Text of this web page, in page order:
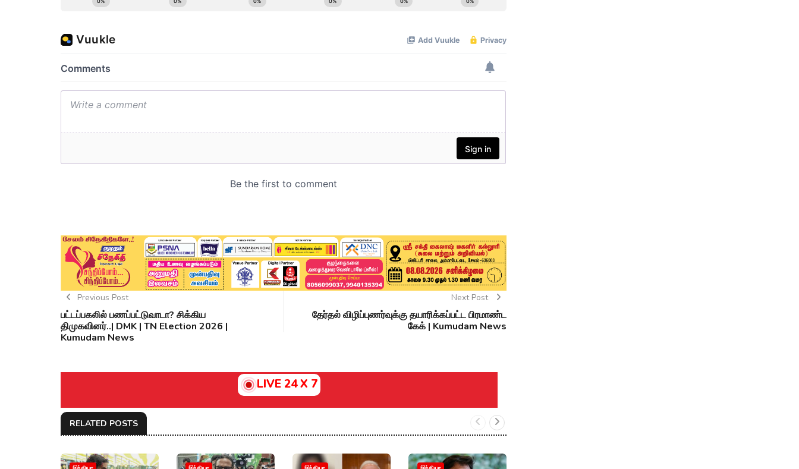
Previous Post
பட்டப்பகலில் பணப்பட்டுவாடா? சிக்கிய
திமுகவினர்..| DMK | TN Election 2026 |
Kumudam News
Next Post
தேர்தல் விழிப்புணர்வுக்கு தயாரிக்கப்பட்ட பிரமாண்ட
கேக் | Kumudam News
LIVE 24 X 7
RELATED POSTS